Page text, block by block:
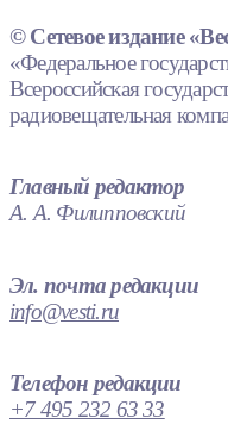
© Сетевое издание
«Федеральное
Всероссийская
радиовещательная
Главный редактор
А. А. Филипповский
Эл. почта редакции
info@vesti.ru
Телефон редакции
+7 495 232 63 33